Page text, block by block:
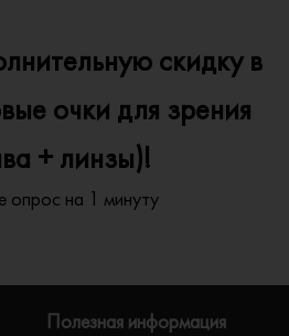
скидку в
очки для зрения
+ линзы)!
опрос на 1 минуту
Полезная информация